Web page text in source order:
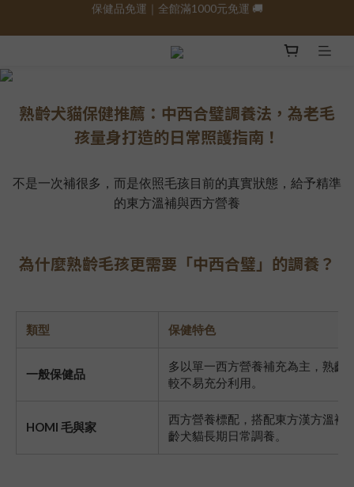
保健品免運｜全館滿1000元免運 🚚
😊分享真實體驗 領NT$200折價卷💰
熟齡犬貓保健推薦：中西合璧調養法，為老毛
孩量身打造的日常照護指南！
不是一次補很多，而是依照毛孩目前的真實狀態，給予精準
的東方溫補與西方營養
為什麼熟齡毛孩更需要「中西合璧」的調養？
類型 保健特色
一般保健品
多以單一西方營養補充為主，熟齡
較不易充分利用。
HOMI 毛與家
西方營養標配，搭配東方漢方溫補
齡犬貓長期日常調養。